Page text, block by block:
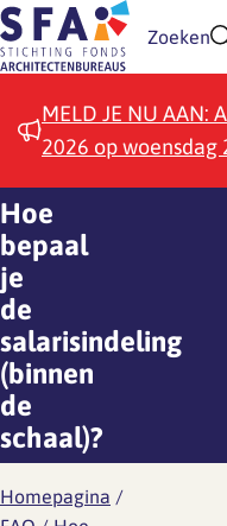
Doorgaan naar inhoud
Zoeken
MELD JE NU
2026 op woensdag
Hoe
bepaal
je
de
salarisindeling
(binnen
de
schaal)?
Homepagina /